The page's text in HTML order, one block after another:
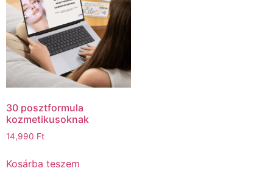
30 posztformula
kozmetikusoknak
14,990 Ft
Kosárba teszem